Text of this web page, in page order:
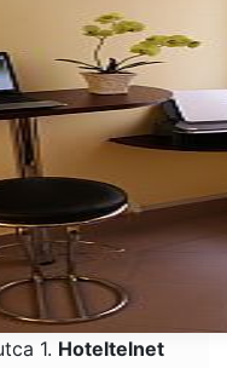
1. Hoteltelnet